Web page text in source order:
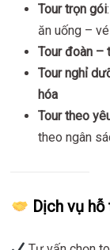
Tour trọn gói
ăn uống –
Tour đoàn –
Tour nghỉ
hóa
Tour theo
theo ngân
Dịch vụ